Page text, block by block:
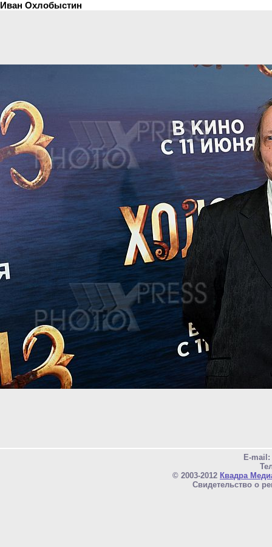
Иван Охлобыстин
E-mail:
© 2003-2012 Квадра
Свидетельство о